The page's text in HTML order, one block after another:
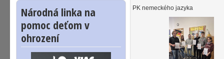
Národná linka na
pomoc deťom v
ohrození
PK nemeckého jazyka